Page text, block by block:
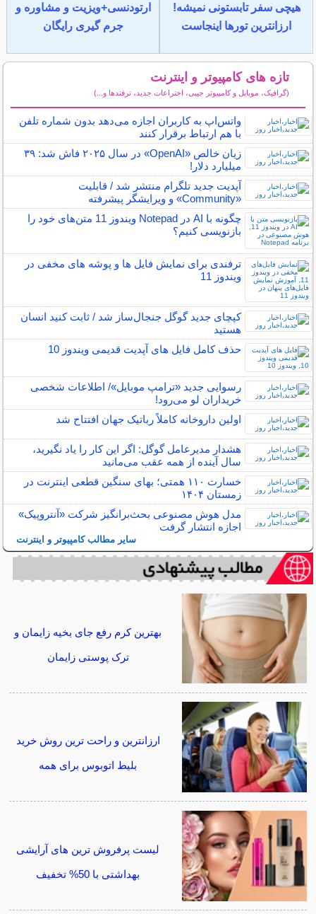
هیچی سفر تابستونی نمیشه!
ارزانترین تورها اینجاست
ارتودنسی+ویزیت و مشاوره و
جرم گیری رایگان
تازه های کامپیوتر و اینترنت
(گرافیک، موبایل و کامپیوتر جیبی، اختراعات جدید، ترفندها و...)
واتس‌اپ به کاربران اجازه می‌دهد بدون شماره تلفن
با هم ارتباط برقرار کنند
زیان خالص «OpenAI» در سال ۲۰۲۵ فاش شد: ۳۹
میلیارد دلار!
آپدیت جدید تلگرام منتشر شد / قابلیت
«Community» و ویرایشگر پیشرفته
چگونه با AI در Notepad ویندوز 11 متن‌های خود را
بازنویسی کنیم؟
ترفندی برای نمایش فایل ها و پوشه های مخفی در
ویندوز 11
کپچای جدید گوگل جنجال‌ساز شد / ثابت کنید انسان
هستید
حذف کامل فایل های آپدیت قدیمی ویندوز 10
رسوایی جدید «ترامپ موبایل»/ اطلاعات شخصی
خریداران لو می‌رود!
اولین داروخانه کاملاً رباتیک جهان افتتاح شد
هشدار مدیرعامل گوگل: اگر این کار را یاد نگیرید،
سال آینده از همه عقب می‌مانید
خسارت ۱۱۰ همتی؛ بهای سنگین قطعی اینترنت در
زمستان ۱۴۰۴
مدل هوش مصنوعی بحث‌برانگیز شرکت «آنتروپیک»
اجازه انتشار گرفت
سایر مطالب کامپیوتر و اینترنت
بهترین کرم رفع جای بخیه زایمان و
ترک پوستی زایمان
ارزانترین و راحت ترین روش خرید
بلیط اتوبوس برای همه
لیست پرفروش ترین های آرایشی
بهداشتی با 50% تخفیف